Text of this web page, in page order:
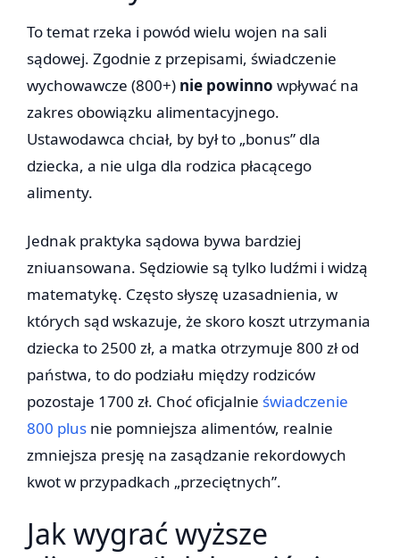
To temat rzeka i powód wielu wojen na sali
sądowej. Zgodnie z przepisami, świadczenie
wychowawcze (800+) nie powinno wpływać na
zakres obowiązku alimentacyjnego.
Ustawodawca chciał, by był to „bonus” dla
dziecka, a nie ulga dla rodzica płacącego
alimenty.
Jednak praktyka sądowa bywa bardziej
zniuansowana. Sędziowie są tylko ludźmi i widzą
matematykę. Często słyszę uzasadnienia, w
których sąd wskazuje, że skoro koszt utrzymania
dziecka to 2500 zł, a matka otrzymuje 800 zł od
państwa, to do podziału między rodziców
pozostaje 1700 zł. Choć oficjalnie świadczenie
800 plus nie pomniejsza alimentów, realnie
zmniejsza presję na zasądzanie rekordowych
kwot w przypadkach „przeciętnych”.
Jak wygrać wyższe